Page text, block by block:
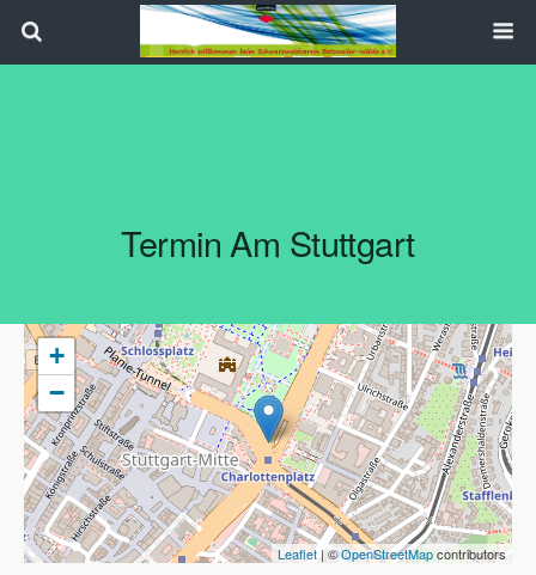
Termin Am Stuttgart
+
−
Leaflet| ©OpenStreetMapcontributors